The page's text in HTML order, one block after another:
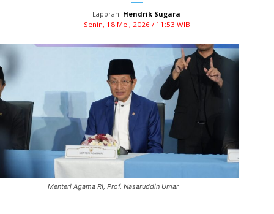
Laporan: Hendrik Sugara
Senin, 18 Mei, 2026 / 11:53 WIB
Menteri Agama RI, Prof. Nasaruddin Umar